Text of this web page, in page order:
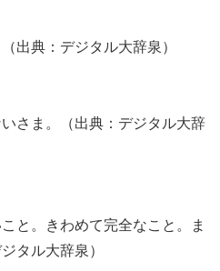
出典：デジタル大辞泉）
さま。（出典：デジタル大辞
と。きわめて完全なこと。ま
タル大辞泉）